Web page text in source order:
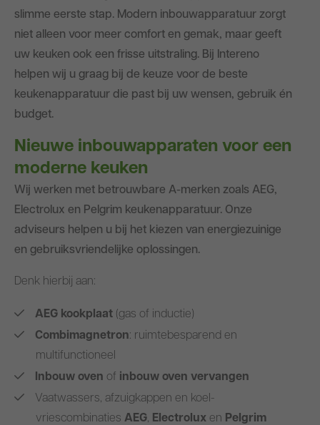
Blog
slimme eerste stap. Modern inbouwapparatuur zorgt
niet alleen voor meer comfort en gemak, maar geeft
uw keuken ook een frisse uitstraling. Bij Intereno
helpen wij u graag bij de keuze voor de beste
keukenapparatuur die past bij uw wensen, gebruik én
budget.
Nieuwe inbouwapparaten voor een
moderne keuken
Wij werken met betrouwbare A-merken zoals AEG,
Electrolux en Pelgrim keukenapparatuur. Onze
adviseurs helpen u bij het kiezen van energiezuinige
en gebruiksvriendelijke oplossingen.
Denk hierbij aan:
AEG kookplaat (gas of inductie)
Combimagnetron: ruimtebesparend en
multifunctioneel
Inbouw oven of inbouw oven vervangen
Vaatwassers, afzuigkappen en koel-
vriescombinaties AEG, Electrolux en Pelgrim